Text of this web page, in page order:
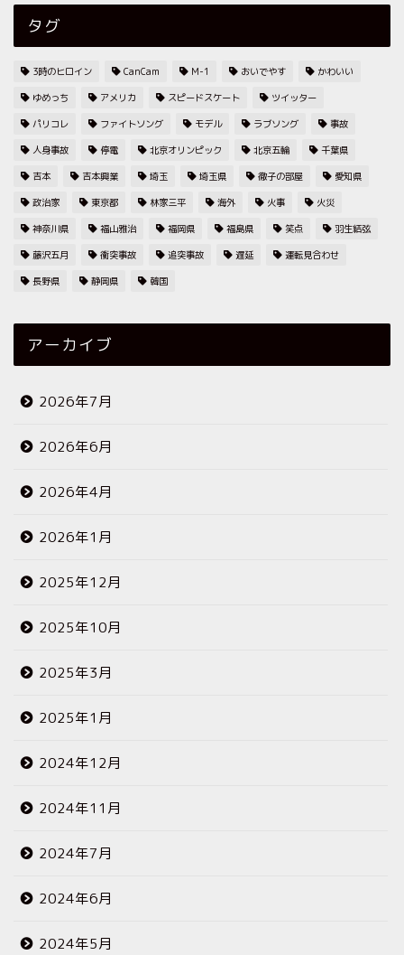
タグ
3時のヒロイン CanCam M-1 おいでやす かわいい
ゆめっち アメリカ スピードスケート ツイッター
パリコレ ファイトソング モデル ラブソング 事故
人身事故 停電 北京オリンピック 北京五輪 千葉県
吉本 吉本興業 埼玉 埼玉県 徹子の部屋 愛知県
政治家 東京都 林家三平 海外 火事 火災
神奈川県 福山雅治 福岡県 福島県 笑点 羽生結弦
藤沢五月 衝突事故 追突事故 遅延 運転見合わせ
長野県 静岡県 韓国
アーカイブ
2026年7月
2026年6月
2026年4月
2026年1月
2025年12月
2025年10月
2025年3月
2025年1月
2024年12月
2024年11月
2024年7月
2024年6月
2024年5月